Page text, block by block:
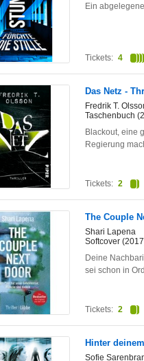
Ein
Tickets: 4
Das Netz -
Fredrik T.
Taschenbuch
Blackout, eine
Regierung
Tickets: 2
The Couple
Shari Lapena
Softcover
Deine
sei schon in
Tickets: 2
Hinter
Sofie